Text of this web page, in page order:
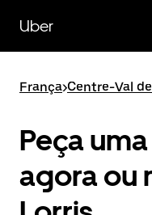
para
conteúdo
Uber
França>Centre-Val
Peça
agora ou